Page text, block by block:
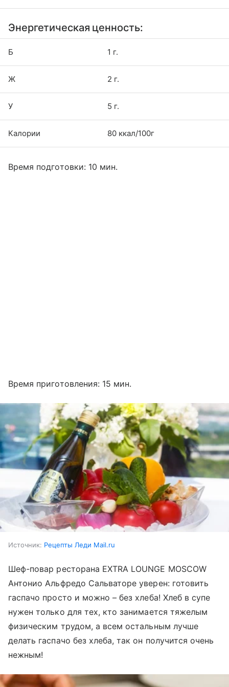
Энергетическая ценность:
Б 1 г.
Ж 2 г.
У 5 г.
Калории 80 ккал/100г
Время подготовки: 10 мин.
Время приготовления: 15 мин.
Источник: Рецепты Леди Mail.ru
Шеф-повар ресторана EXTRA LOUNGE MOSCOW
Антонио Альфредо Сальваторе уверен: готовить
гаспачо просто и можно – без хлеба! Хлеб в супе
нужен только для тех, кто занимается тяжелым
физическим трудом, а всем остальным лучше
делать гаспачо без хлеба, так он получится очень
нежным!